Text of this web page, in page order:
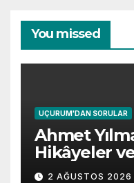
You missed
UÇURUM'DAN SORULAR
Ahmet
Hikâyeler
2 AĞUSTOS 2026